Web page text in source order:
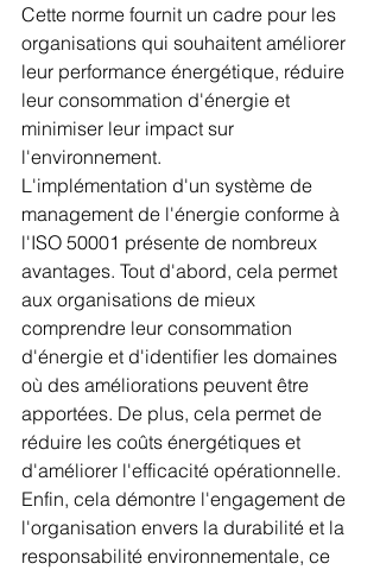
Cette norme fournit un cadre pour les
organisations qui souhaitent améliorer
leur performance énergétique, réduire
leur consommation d'énergie et
minimiser leur impact sur
l'environnement.
L'implémentation d'un système de
management de l'énergie conforme à
l'ISO 50001 présente de nombreux
avantages. Tout d'abord, cela permet
aux organisations de mieux
comprendre leur consommation
d'énergie et d'identifier les domaines
où des améliorations peuvent être
apportées. De plus, cela permet de
réduire les coûts énergétiques et
d'améliorer l'efficacité opérationnelle.
Enfin, cela démontre l'engagement de
l'organisation envers la durabilité et la
responsabilité environnementale, ce